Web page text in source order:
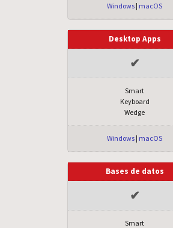
Windows | macOS
Desktop Apps
✔
Smart
Keyboard
Wedge
Windows | macOS
Bases de datos
✔
Smart